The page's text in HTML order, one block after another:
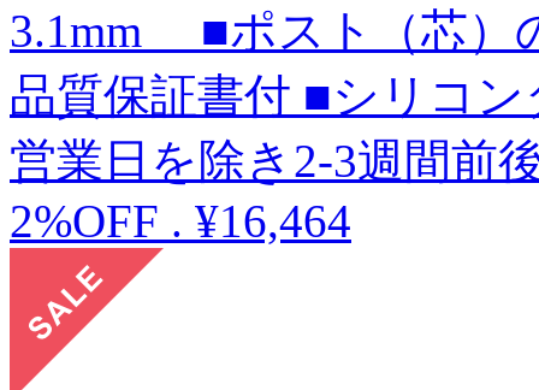
3.1mm ■ポスト（芯）
品質保証書付 ■シリコ
営業日を除き2-3週間前
2%OFF . ¥16,464